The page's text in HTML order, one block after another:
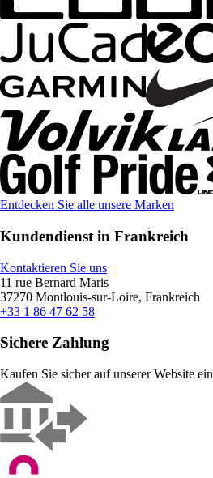
Entdecken Sie alle unsere Marken
Kundendienst in Frankreich
Kontaktieren Sie uns
11 rue Bernard Maris
37270 Montlouis-sur-Loire, Frankreich
+33 1 86 47 62 58
Sichere Zahlung
Kaufen Sie sicher auf unserer Website ein